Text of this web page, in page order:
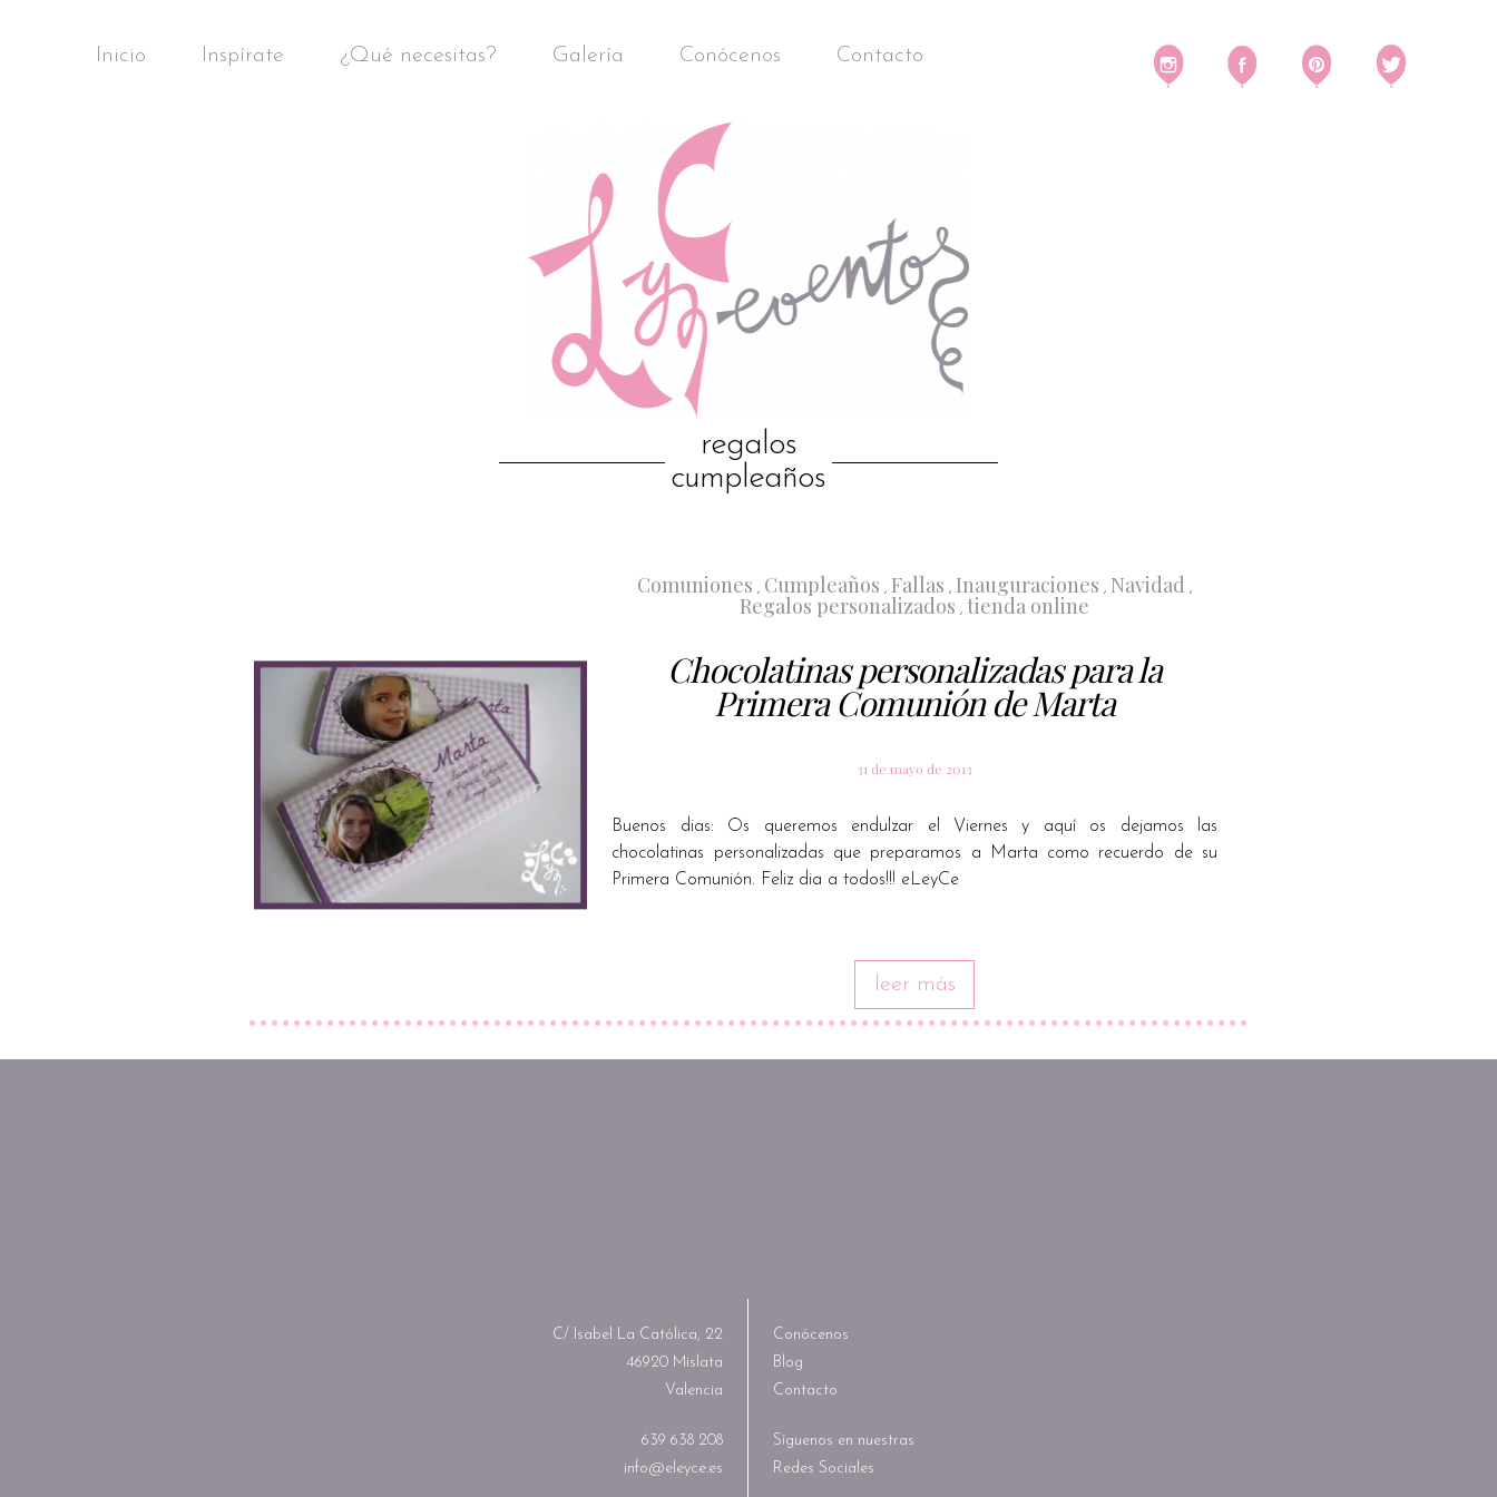
Inicio Inspírate ¿Qué necesitas? Galería Conócenos Contacto
regalos
cumpleaños
Comuniones , Cumpleaños , Fallas , Inauguraciones , Navidad ,
Regalos personalizados , tienda online
Chocolatinas personalizadas para la
Primera Comunión de Marta
31 de mayo de 2013
Buenos dias: Os queremos endulzar el Viernes y aquí os dejamos las
chocolatinas personalizadas que preparamos a Marta como recuerdo de su
Primera Comunión. Feliz dia a todos!!! eLeyCe
leer más
C/ Isabel La Católica, 22
46920 Mislata
Valencia
639 638 208
info@eleyce.es
Conócenos
Blog
Contacto
Síguenos en nuestras
Redes Sociales